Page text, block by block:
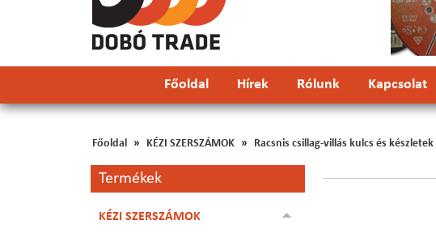
Főoldal Hírek Rólunk Kapcsolat
Főoldal KÉZI SZERSZÁMOK Racsnis csillag-villás kulcs és készletek
Termékek
KÉZI SZERSZÁMOK